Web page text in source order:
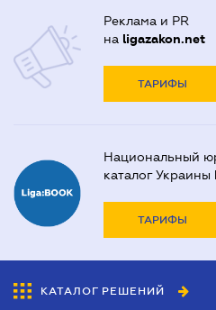
Реклама и PR
на ligazakon.net
ТАРИФЫ
Национальный
каталог Украины
ТАРИФЫ
КАТАЛОГ РЕШЕНИЙ